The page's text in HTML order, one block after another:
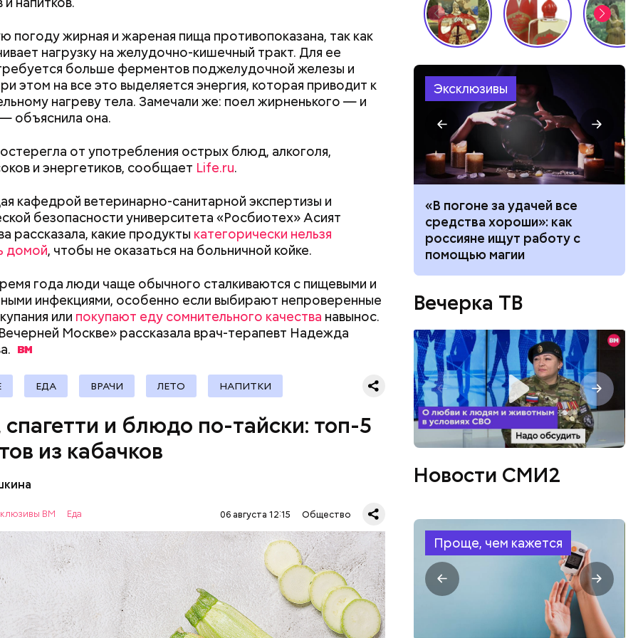
погоду жирная и жареная пища противопоказана, так как
нагрузку на желудочно-кишечный тракт. Для ее
больше ферментов поджелудочной железы и
этом на все это выделяется энергия, которая приводит к
нагреву тела. Замечали же: поел жирненького — и
объяснила она.
от употребления острых блюд, алкоголя,
и энергетиков, сообщает Life.ru.
кафедрой ветеринарно-санитарной экспертизы и
безопасности университета «Росбиотех» Асият
рассказала, какие продукты категорически нельзя
домой, чтобы не оказаться на больничной койке.
года люди чаще обычного сталкиваются с пищевыми и
инфекциями, особенно если выбирают непроверенные
или покупают еду сомнительного качества навынос.
Москве» рассказала врач-терапевт Надежда
ЕДА ВРАЧИ ЛЕТО НАПИТКИ
спагетти и блюдо по-тайски: топ-5
из кабачков
ВМ Еда 06 августа 12:15 Общество
масло;
ОВОЩИ РЕЦЕПТЫ
Алексей Калинчев рассказал, что существует
блюд, где используют растение.
Эксклюзивы
Людей разбросало по
проезжей части: как
легковушка сбила толпу
пешеходов в Омске
«В погоне за удачей все
средства хороши»: как
россияне ищут работу с
помощью магии
«Снизить градус опасности»:
когда в Москве начнется
гроза и закончится жара
Вечерка ТВ
Новости СМИ2
Проще, чем кажется